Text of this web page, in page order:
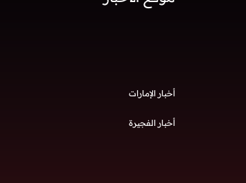
أخبار الإمارات
أخبار الفجيرة